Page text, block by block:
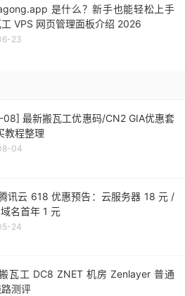
是什么？新手也能轻松上手
VPS 网页管理面板介绍 2026
23
最新搬瓦工优惠码/CN2 GIA优惠套
教程整理
04
讯云 618 优惠预告：云服务器 18 元 /
名首年 1 元
24
瓦工 DC8 ZNET 机房 Zenlayer 普通
测评